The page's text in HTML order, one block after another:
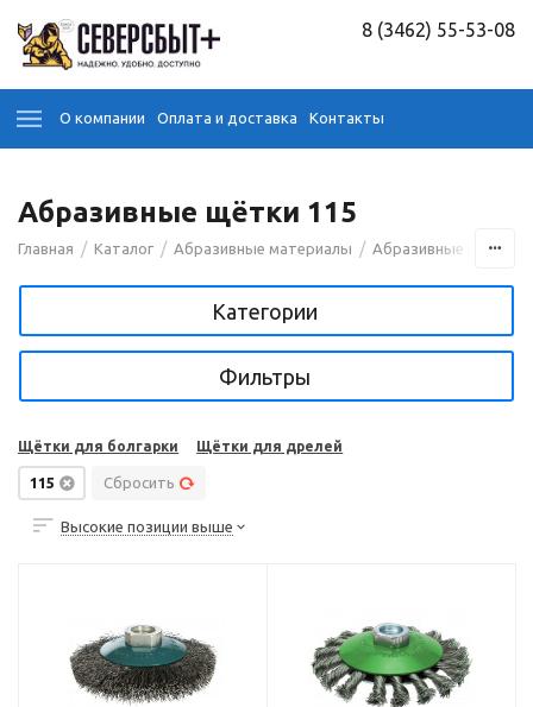
8 (3462) 55-53-08
О компании Оплата и доставка Контакты
Абразивные щётки 115
Главная / Каталог / Абразивные материалы / Абразивные щётки
Категории
Фильтры
Щётки для болгарки Щётки для дрелей
115 Сбросить
Высокие позиции выше